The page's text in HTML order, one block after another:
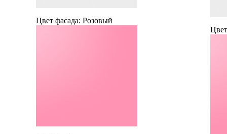
Цвет фасада: Розовый